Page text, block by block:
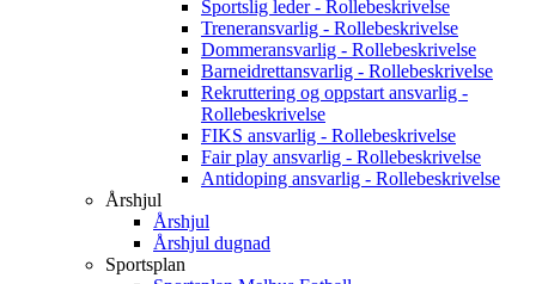
Sportslig leder - Rollebeskrivelse
Treneransvarlig - Rollebeskrivelse
Dommeransvarlig - Rollebeskrivelse
Barneidrettansvarlig - Rollebeskrivelse
Rekruttering og oppstart ansvarlig -
Rollebeskrivelse
FIKS ansvarlig - Rollebeskrivelse
Fair play ansvarlig - Rollebeskrivelse
Antidoping ansvarlig - Rollebeskrivelse
Årshjul
Årshjul
Årshjul dugnad
Sportsplan